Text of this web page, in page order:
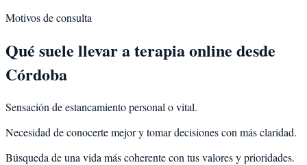
Motivos de consulta
Qué suele llevar a terapia online desde
Córdoba
Sensación de estancamiento personal o vital.
Necesidad de conocerte mejor y tomar decisiones con más claridad.
Búsqueda de una vida más coherente con tus valores y prioridades.